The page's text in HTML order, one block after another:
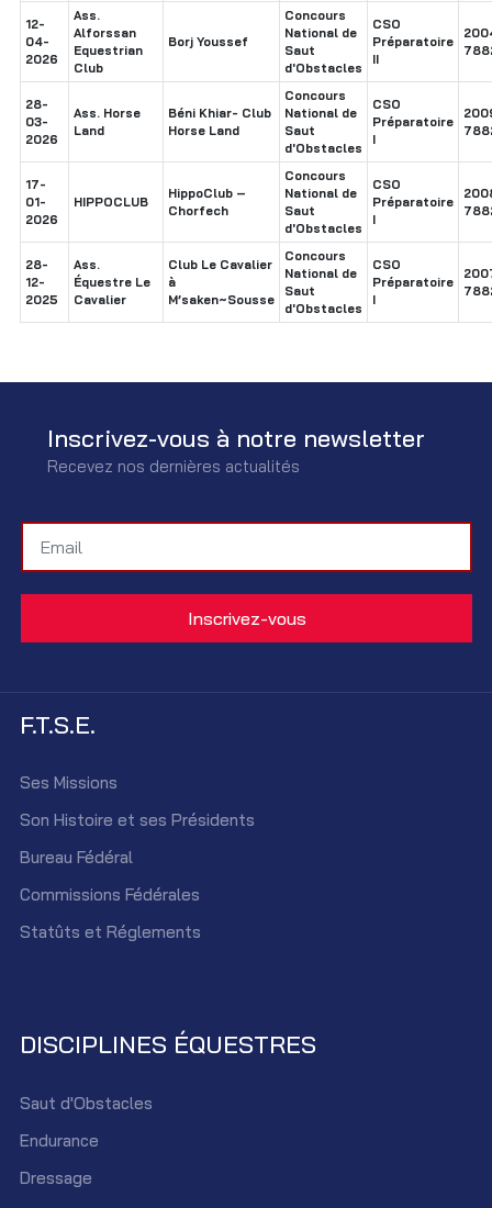
12-
04-
2026
Ass.
Alforssan
Equestrian
Club
Borj Youssef
Concours
National de
Saut
d'Obstacles
CSO
Préparatoire
II
28-
03-
2026
Ass. Horse
Land
Béni Khiar- Club
Horse Land
Concours
National de
Saut
d'Obstacles
CSO
Préparatoire
I
17-
01-
2026
HIPPOCLUB
HippoClub –
Chorfech
Concours
National de
Saut
d'Obstacles
CSO
Préparatoire
I
28-
12-
2025
Ass.
Équestre Le
Cavalier
Club Le Cavalier
à
M’saken~Sousse
Concours
National de
Saut
d'Obstacles
CSO
Préparatoire
I
Inscrivez-vous à notre newsletter
Recevez nos dernières actualités
F.T.S.E.
Ses Missions
Son Histoire et ses Présidents
Bureau Fédéral
Commissions Fédérales
Statûts et Réglements
DISCIPLINES ÉQUESTRES
Saut d'Obstacles
Endurance
Dressage